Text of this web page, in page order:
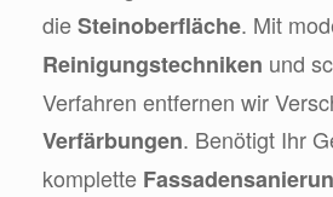
dieSteinoberfläche. Mit
Reinigungstechniken und
Verfahren entfernen wir
Verfärbungen. Benötigt Ihr
komplette